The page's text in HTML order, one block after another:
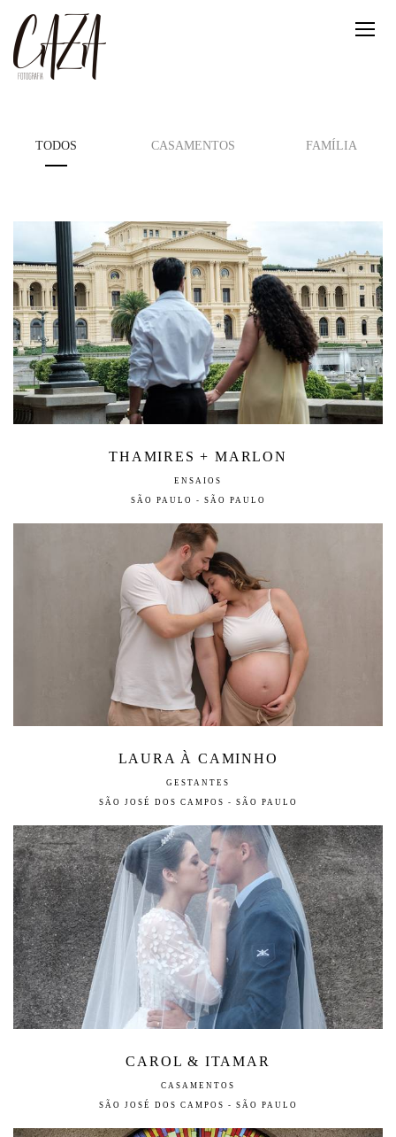
TODOS CASAMENTOS FAMÍLIA
THAMIRES + MARLON
ENSAIOS
SÃO PAULO - SÃO PAULO
LAURA À CAMINHO
GESTANTES
SÃO JOSÉ DOS CAMPOS - SÃO PAULO
CAROL & ITAMAR
CASAMENTOS
SÃO JOSÉ DOS CAMPOS - SÃO PAULO